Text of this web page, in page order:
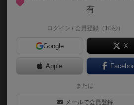
120～180分
生体も文化も発展も違う9種族が宇宙で出
る。4-9人用の交渉ゲーム。
プレーヤーは各エイリアン文明の代表であ
利させるため、各種リソースを取引し、共
す。 技術はすべてのプレーヤーの能力を向
32
有
ログイン / 会員登録（10秒）
Google X
Apple
または
メールで会員登録